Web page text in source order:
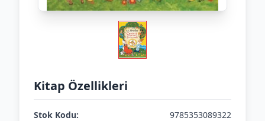
Kitap Özellikleri
Stok Kodu:
9785353089322